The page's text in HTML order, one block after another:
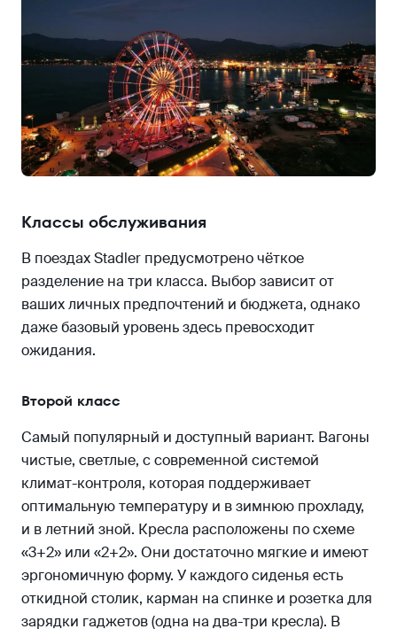
Классы обслуживания
В поездах Stadler предусмотрено чёткое
разделение на три класса. Выбор зависит от
ваших личных предпочтений и бюджета, однако
даже базовый уровень здесь превосходит
ожидания.
Второй класс
Самый популярный и доступный вариант. Вагоны
чистые, светлые, с современной системой
климат-контроля, которая поддерживает
оптимальную температуру и в зимнюю прохладу,
и в летний зной. Кресла расположены по схеме
«3+2» или «2+2». Они достаточно мягкие и имеют
эргономичную форму. У каждого сиденья есть
откидной столик, карман на спинке и розетка для
зарядки гаджетов (одна на два-три кресла). В